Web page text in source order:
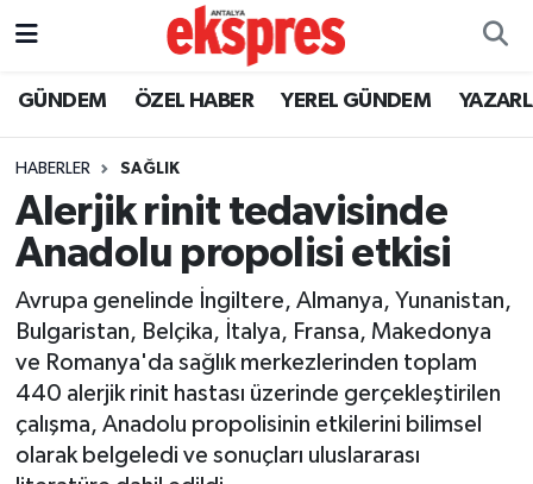
GÜNDEM ÖZEL HABER YEREL GÜNDEM
HABERLER SAĞLIK
Alerjik rinit tedavisinde
Anadolu propolisi etkisi
Avrupa genelinde İngiltere, Almanya, Yunanistan,
Bulgaristan, Belçika, İtalya, Fransa, Makedonya
ve Romanya'da sağlık merkezlerinden toplam
440 alerjik rinit hastası üzerinde gerçekleştirilen
çalışma, Anadolu propolisinin etkilerini bilimsel
olarak belgeledi ve sonuçları uluslararası
ÖZEL HABER
YEREL GÜNDEM
EKONOMİ
KÜLTÜR - SANAT
SPOR
SİYASET
Nöbetçi Eczaneler
Trafik Durumu
Süper Lig Puan Durumu ve Fikstür
Tüm Manşetler
Son Dakika Haberleri
Haber Arşivi